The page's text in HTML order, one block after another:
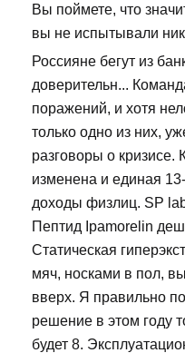
Вы поймете, что
вы не испытывали
Россияне бегут из
доверительн...
поражений, и хотя
только одно из них,
разговоры о кризисе.
изменена и единая
доходы физлиц. SP
Пептид Ipamorelin
Статическая
мяч, носками в пол,
вверх. Я правильно
решение в этом году
будет 8.